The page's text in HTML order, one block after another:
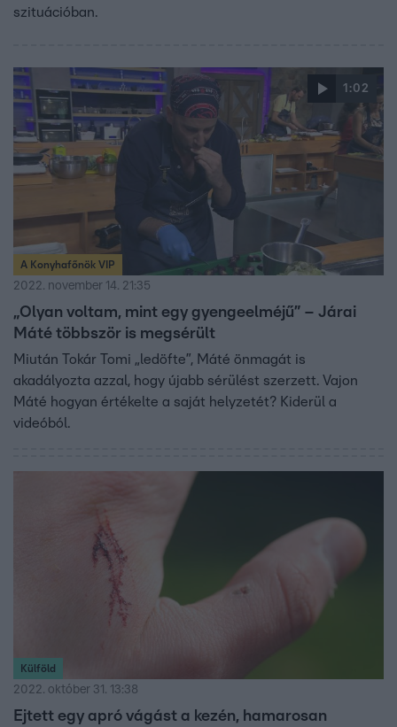
szituációban.
1:02
A Konyhafőnök VIP
2022. november 14. 21:35
„Olyan voltam, mint egy gyengeelméjű” – Járai
Máté többször is megsérült
Miután Tokár Tomi „ledöfte”, Máté önmagát is
akadályozta azzal, hogy újabb sérülést szerzett. Vajon
Máté hogyan értékelte a saját helyzetét? Kiderül a
videóból.
Külföld
2022. október 31. 13:38
Ejtett egy apró vágást a kezén, hamarosan